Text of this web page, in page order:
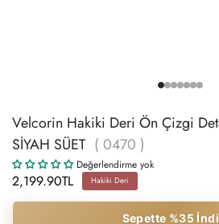
Velcorin Hakiki Deri Ön Çizgi
SİYAH SÜET ( 0470 )
Değerlendirme yok
2,199.90TL Hakiki Deri
Sepette %35